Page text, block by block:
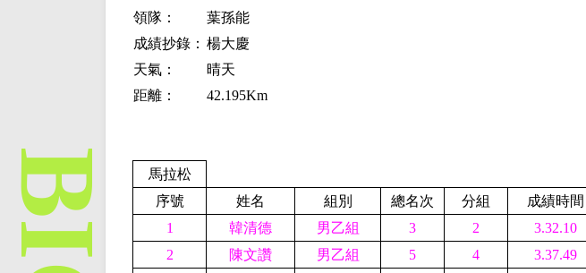
領隊：
葉孫能
成績抄錄： 楊大慶
天氣：
晴天
距離：
42.195Km
馬拉松
序號
姓名 組別 總名次 分組 成績時間
1
韓清德 男乙組 3 2 3.32.10
2
陳文讚 男乙組 5 4 3.37.49